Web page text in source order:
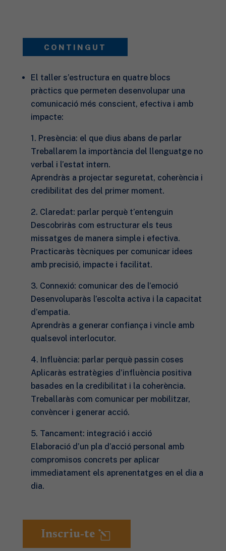
CONTINGUT
El taller s’estructura en quatre blocs
pràctics que permeten desenvolupar una
comunicació més conscient, efectiva i amb
impacte:
1. Presència: el que dius abans de parlar
Treballarem la importància del llenguatge no
verbal i l’estat intern.
Aprendràs a projectar seguretat, coherència i
credibilitat des del primer moment.
2. Claredat: parlar perquè t’entenguin
Descobriràs com estructurar els teus
missatges de manera simple i efectiva.
Practicaràs tècniques per comunicar idees
amb precisió, impacte i facilitat.
3. Connexió: comunicar des de l’emoció
Desenvoluparàs l’escolta activa i la capacitat
d’empatia.
Aprendràs a generar confiança i vincle amb
qualsevol interlocutor.
4. Influència: parlar perquè passin coses
Aplicaràs estratègies d’influència positiva
basades en la credibilitat i la coherència.
Treballaràs com comunicar per mobilitzar,
convèncer i generar acció.
5. Tancament: integració i acció
Elaboració d’un pla d’acció personal amb
compromisos concrets per aplicar
immediatament els aprenentatges en el dia a
dia.
Inscriu-te